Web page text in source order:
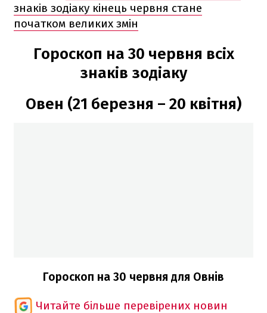
знаків зодіаку кінець червня стане
початком великих змін
Гороскоп на 30 червня всіх
знаків зодіаку
Овен (21 березня – 20 квітня)
Гороскоп на 30 червня для Овнів
Читайте більше перевірених новин